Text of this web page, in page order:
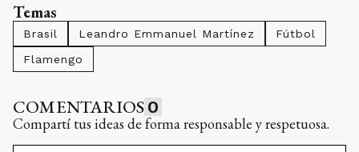
Temas
Brasil Leandro Emmanuel Martínez
Fútbol
Flamengo
COMENTARIOS 0
Compartí tus ideas de forma responsable y respetuosa.